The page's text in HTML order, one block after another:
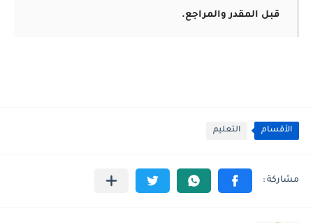
قبل المقدر والمراجع.
الأقسام التعليم